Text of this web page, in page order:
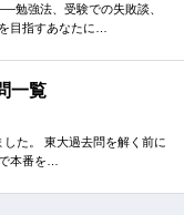
勉強法、受験での失敗談、
目指すあなたに…
一覧
た。 東大過去問を解く前に
本番を…